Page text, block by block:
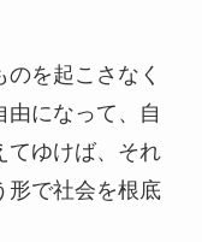
を起こさなく
由になって、自
てゆけば、それ
形で社会を根底